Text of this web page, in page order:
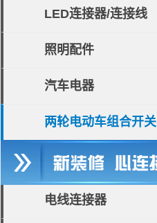
LED连接器/连接线
照明配件
汽车电器
两轮电动车组合开关
电线连接器